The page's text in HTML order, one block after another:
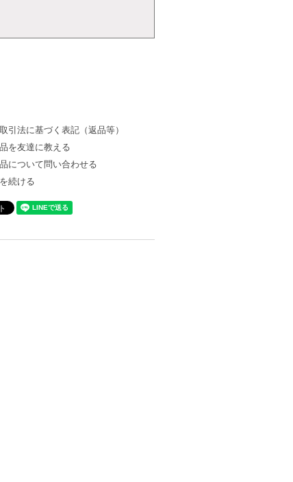
引法に基づく表記（返品等）
を友達に教える
について問い合わせる
続ける